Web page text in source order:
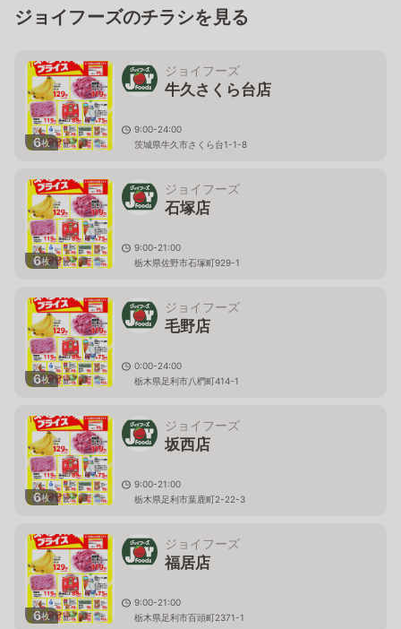
ジョイフーズのチラシを見る
6枚
ジョイフーズ
牛久さくら台店
9:00-24:00
茨城県牛久市さくら台1-1-8
6枚
ジョイフーズ
石塚店
9:00-21:00
栃木県佐野市石塚町929-1
6枚
ジョイフーズ
毛野店
0:00-24:00
栃木県足利市八椚町414-1
6枚
ジョイフーズ
坂西店
9:00-21:00
栃木県足利市葉鹿町2-22-3
6枚
ジョイフーズ
福居店
9:00-21:00
栃木県足利市百頭町2371-1